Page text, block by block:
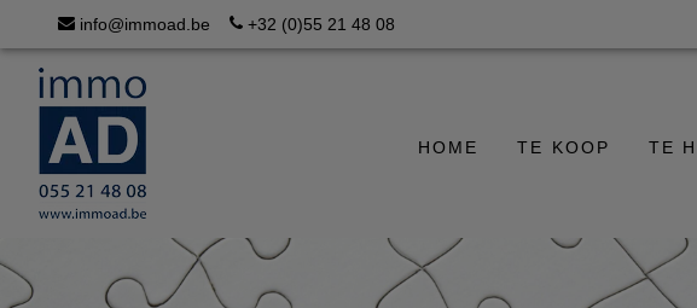
info@immoad.be +32 (0)55 21 48 08
HOME TE KOOP TE